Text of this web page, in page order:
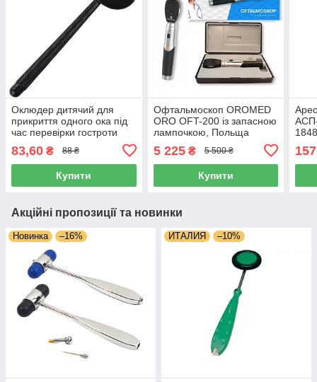
Оклюдер дитячий для
прикриття одного ока під
час перевірки гостроти
83,60 ₴ 88 ₴
Купити
Офтальмоскоп OROMED
ORO OFT-200 із запасною
лампочкою, Польща
5 225₴ 5 500 ₴
Купити
Акційні пропозиції та новинки
Новинка –16% ИТАЛИЯ –10%